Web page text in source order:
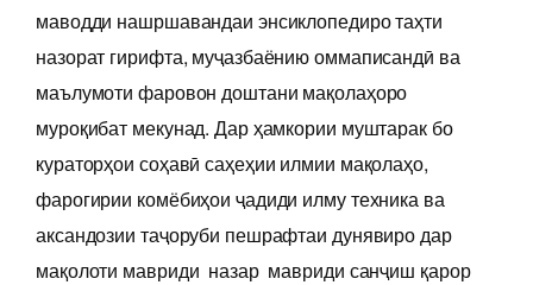
маводди нашршавандаи энсиклопедиро таҳти
назорат гирифта, муҷазбаёнию оммаписандӣ ва
маълумоти фаровон доштани мақолаҳоро
муроқибат мекунад. Дар ҳамкории муштарак бо
кураторҳои соҳавӣ саҳеҳии илмии мақолаҳо,
фарогирии комёбиҳои ҷадиди илму техника ва
аксандозии таҷоруби пешрафтаи дунявиро дар
мақолоти мавриди назар мавриди санҷиш қарор